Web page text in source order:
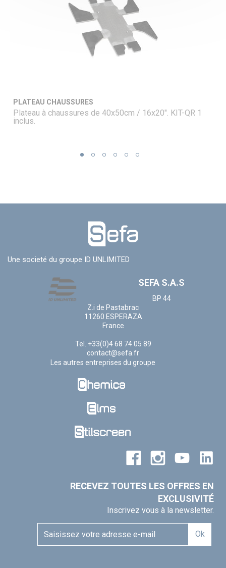
PLATEAU CHAUSSURES
Plateau à chaussures de 40x50cm / 16x20". KIT-QR 1
inclus.
Une societé du groupe ID UNLIMITED
SEFA S.A.S
BP 44
Z.i de Pastabrac
11260 ESPERAZA
France
Tel. +33(0)4 68 74 05 89
contact@sefa.fr
Les autres entreprises du groupe
RECEVEZ TOUTES LES OFFRES EN
EXCLUSIVITÉ
Inscrivez vous à la newsletter.
Ok